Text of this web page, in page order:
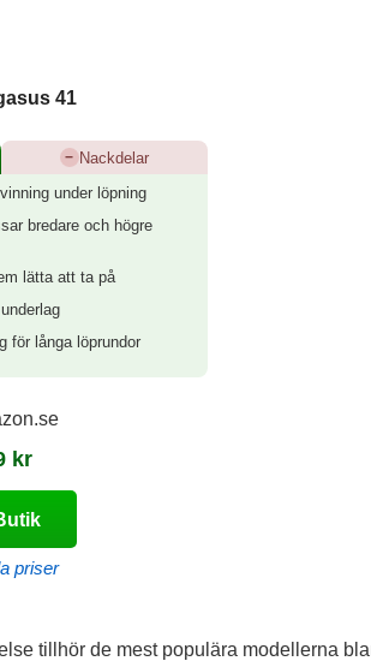
41
− Nackdelar
under löpning
bredare och högre
lätta att ta på
för långa löprundor
kr
priser
tillhör de mest populära modellerna